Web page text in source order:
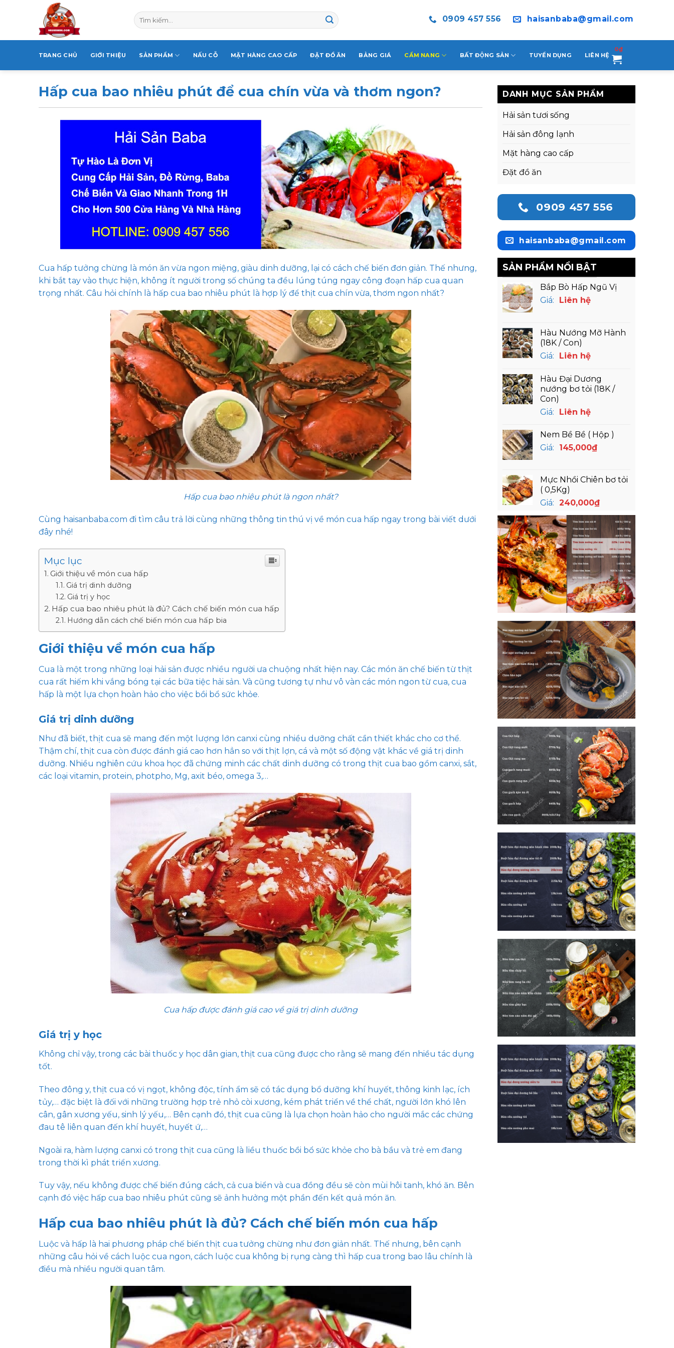
Tìm
kiếm:
0909 457 556 haisanbaba@gmail.com
TRANG CHỦ GIỚI THIỆU SẢN PHẨM NẤU CỖ MẶT HÀNG CAO CẤP ĐẶT ĐỒ ĂN BẢNG GIÁ CẨM NANG BẤT ĐỘNG SẢN TUYỂN DỤNG LIÊN HỆ
0₫
Hấp cua bao nhiêu phút để cua chín vừa và thơm ngon?
Cua hấp tưởng chừng là món ăn vừa ngon miệng, giàu dinh dưỡng, lại có cách chế biến đơn giản. Thế nhưng,
khi bắt tay vào thực hiện, không ít người trong số chúng ta đều lúng túng ngay công đoạn hấp cua quan
trọng nhất. Câu hỏi chính là hấp cua bao nhiêu phút là hợp lý để thịt cua chín vừa, thơm ngon nhất?
Hấp cua bao nhiêu phút là ngon nhất?
Cùng haisanbaba.com đi tìm câu trả lời cùng những thông tin thú vị về món cua hấp ngay trong bài viết dưới
đây nhé!
Mục lục
Giới thiệu về món cua hấp
Giá trị dinh dưỡng
Giá trị y học
Hấp cua bao nhiêu phút là đủ? Cách chế biến món cua hấp
Hướng dẫn cách chế biến món cua hấp bia
Giới thiệu về món cua hấp
Cua là một trong những loại hải sản được nhiều người ưa chuộng nhất hiện nay. Các món ăn chế biến từ thịt
cua rất hiếm khi vắng bóng tại các bữa tiệc hải sản. Và cũng tương tự như vô vàn các món ngon từ cua, cua
hấp là một lựa chọn hoàn hảo cho việc bồi bổ sức khỏe.
Giá trị dinh dưỡng
Như đã biết, thịt cua sẽ mang đến một lượng lớn canxi cùng nhiều dưỡng chất cần thiết khác cho cơ thể.
Thậm chí, thịt cua còn được đánh giá cao hơn hẳn so với thịt lợn, cá và một số động vật khác về giá trị dinh
dưỡng. Nhiều nghiên cứu khoa học đã chứng minh các chất dinh dưỡng có trong thịt cua bao gồm canxi, sắt,
các loại vitamin, protein, photpho, Mg, axit béo, omega 3,…
Cua hấp được đánh giá cao về giá trị dinh dưỡng
Giá trị y học
Không chỉ vậy, trong các bài thuốc y học dân gian, thịt cua cũng được cho rằng sẽ mang đến nhiều tác dụng
tốt.
Theo đông y, thịt cua có vị ngọt, không độc, tính ẩm sẽ có tác dụng bổ dưỡng khí huyết, thông kinh lạc, ích
tủy,… đặc biệt là đối với những trường hợp trẻ nhỏ còi xương, kém phát triển về thể chất, người lớn khó lên
cân, gân xương yếu, sinh lý yếu,… Bên cạnh đó, thịt cua cũng là lựa chọn hoàn hảo cho người mắc các chứng
đau tê liên quan đến khí huyết, huyết ứ,…
Ngoài ra, hàm lượng canxi có trong thịt cua cũng là liều thuốc bồi bổ sức khỏe cho bà bầu và trẻ em đang
trong thời kì phát triển xương.
Tuy vậy, nếu không được chế biến đúng cách, cả cua biển và cua đồng đều sẽ còn mùi hôi tanh, khó ăn. Bên
cạnh đó việc hấp cua bao nhiêu phút cũng sẽ ảnh hưởng một phần đến kết quả món ăn.
Hấp cua bao nhiêu phút là đủ? Cách chế biến món cua hấp
Luộc và hấp là hai phương pháp chế biến thịt cua tưởng chừng như đơn giản nhất. Thế nhưng, bên cạnh
những câu hỏi về cách luộc cua ngon, cách luộc cua không bị rụng càng thì hấp cua trong bao lâu chính là
điều mà nhiều người quan tâm.
DANH MỤC SẢN PHẨM
Hải sản tươi sống
Hải sản đông lạnh
Mặt hàng cao cấp
Đặt đồ ăn
0909 457 556
haisanbaba@gmail.com
SẢN PHẨM NỔI BẬT
Bắp Bò Hấp Ngũ Vị
Giá:
Liên hệ
Hàu Nướng Mỡ Hành
(18K / Con)
Giá:
Liên hệ
Hàu Đại Dương
nướng bơ tỏi (18K /
Con)
Giá:
Liên hệ
Nem Bề Bề ( Hộp )
Giá:
145,000₫
Mực Nhồi Chiên bơ tỏi
( 0,5Kg)
Giá: 240,000₫